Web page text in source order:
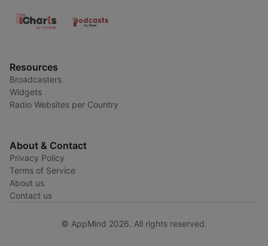
Resources
Broadcasters
Widgets
Radio Websites per Country
About & Contact
Privacy Policy
Terms of Service
About us
Contact us
© AppMind 2026. All rights reserved.